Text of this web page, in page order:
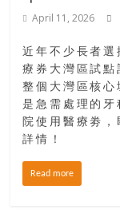
極
態
度，
迎
接
豐
April 11, 2026
近年不少長者選
療券大灣區試
整個大灣區核心
是急需處理的牙
院使用醫療劵
詳情！
Read more